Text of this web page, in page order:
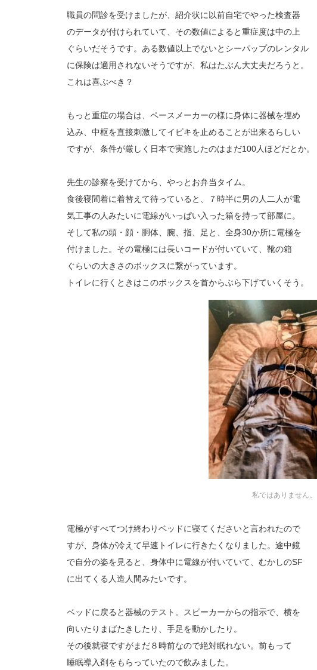
職員の問診を受けましたが、紹介状に以前自宅でやった検査器
のデータが付けられていて、その数値によると重症度は中の上
ぐらいだそうです。ある数値以上でないとシーパップのレンタル
に保険は適用されないそうですが、私はたぶん大丈夫だろうと。
これは喜ぶべき？
もっと重症の場合は、ペースメーカーの様に身体に器械を埋め
込み、中枢を直接刺激してイビキを止めることが出来るらしい
ですが、条件が厳しく日本で実施したのはまだ100人ほどだとか。
先生の診察を受けてから、やっとお弁当タイム。
食後寝間着に着替えて待っていると、７時半に男の人二人が電
気工事の人みたいに電線がいっぱい入った箱を持って部屋に。
そして私の頭・顔・胴体、腕、指、足と、全身30か所に電極を
付けました。その電極には長いコードが付いていて、靴の箱
ぐらいの大きさのボックスに繋がっています。
トイレに行くときはこのボックスを首からぶら下げていくそう。
私ではありません。
電極がすべてつけ終わりベッドに寝てくださいと言われたので
すが、身体が冷えて早速トイレに行きたくなりました。途中鏡
で自分の姿を見ると、身体中に電線が付いていて、むかしのSF
に出てくる人造人間みたいです。
ベッドに戻ると器械のテスト。スピーカーからの指示で、横を
向いたりまばたきしたり、手足を動かしたり。
その後就寝ですがまだ８時前なので絶対眠れない。前もって
睡眠導入剤をもらっていたので飲みました。